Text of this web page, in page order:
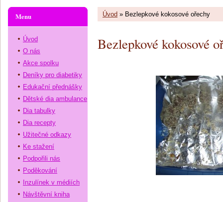
Úvod » Bezlepkové kokosové ořechy
Bezlepkové kokosové
Menu
Úvod
O nás
Akce spolku
Deníky pro diabetiky
Edukační přednášky
Dětské dia ambulance
Dia tabulky
Dia recepty
Užitečné odkazy
Ke stažení
Podpořili nás
Poděkování
Inzulínek v médiích
Návštěvní kniha